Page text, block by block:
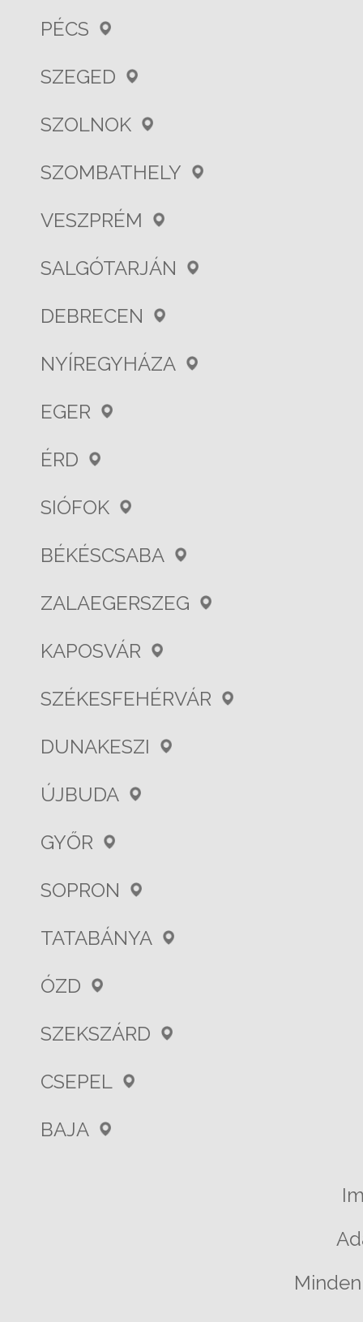
PÉCS
SZEGED
SZOLNOK
SZOMBATHELY
VESZPRÉM
SALGÓTARJÁN
DEBRECEN
NYÍREGYHÁZA
EGER
ÉRD
SIÓFOK
BÉKÉSCSABA
ZALAEGERSZEG
KAPOSVÁR
SZÉKESFEHÉRVÁR
DUNAKESZI
ÚJBUDA
GYŐR
SOPRON
TATABÁNYA
ÓZD
SZEKSZÁRD
CSEPEL
BAJA